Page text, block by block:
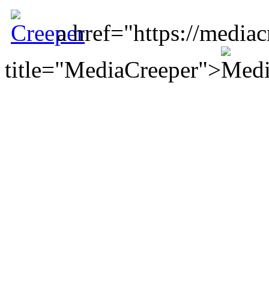
a href="https://
title="MediaCreeper">